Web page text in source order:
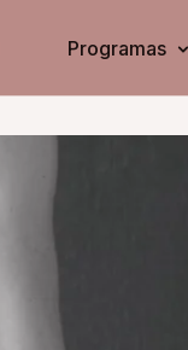
Programas